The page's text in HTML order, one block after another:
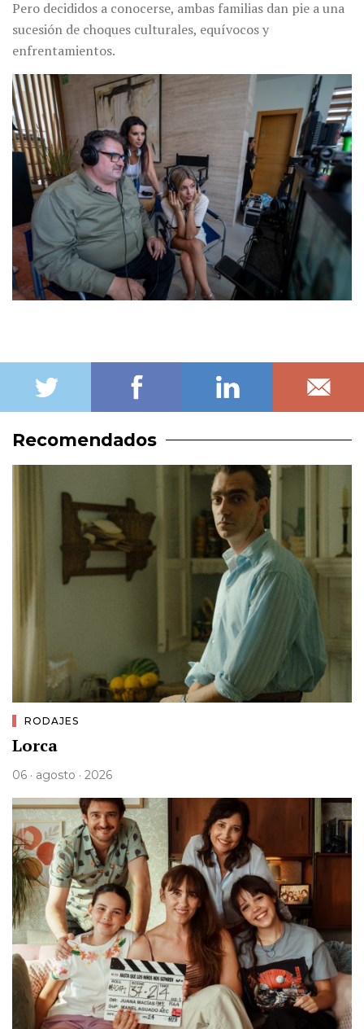
Pero decididos a conocerse, ambas familias dan pie a una
sucesión de choques culturales, equívocos y
enfrentamientos.
Recomendados
RODAJES
Lorca
06 · agosto · 2026